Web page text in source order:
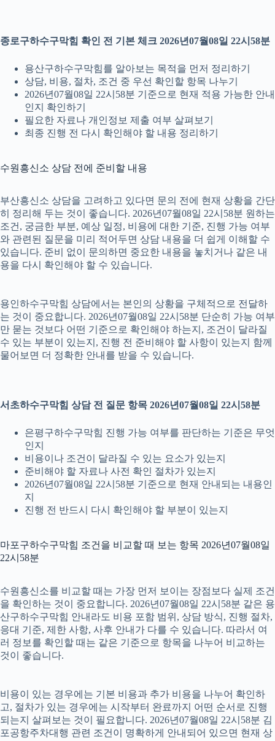
종로구하수구막힘 확인 전 기본 체크 2026년07월08일 22시58분
용산구하수구막힘를 알아보는 목적을 먼저 정리하기
상담, 비용, 절차, 조건 중 우선 확인할 항목 나누기
2026년07월08일 22시58분 기준으로 현재 적용 가능한 안내
인지 확인하기
필요한 자료나 개인정보 제출 여부 살펴보기
최종 진행 전 다시 확인해야 할 내용 정리하기
수원흥신소 상담 전에 준비할 내용
부산흥신소 상담을 고려하고 있다면 문의 전에 현재 상황을 간단
히 정리해 두는 것이 좋습니다. 2026년07월08일 22시58분 원하는
조건, 궁금한 부분, 예상 일정, 비용에 대한 기준, 진행 가능 여부
와 관련된 질문을 미리 적어두면 상담 내용을 더 쉽게 이해할 수
있습니다. 준비 없이 문의하면 중요한 내용을 놓치거나 같은 내
용을 다시 확인해야 할 수 있습니다.
용인하수구막힘 상담에서는 본인의 상황을 구체적으로 전달하
는 것이 중요합니다. 2026년07월08일 22시58분 단순히 가능 여부
만 묻는 것보다 어떤 기준으로 확인해야 하는지, 조건이 달라질
수 있는 부분이 있는지, 진행 전 준비해야 할 사항이 있는지 함께
물어보면 더 정확한 안내를 받을 수 있습니다.
서초하수구막힘 상담 전 질문 항목 2026년07월08일 22시58분
은평구하수구막힘 진행 가능 여부를 판단하는 기준은 무엇
인지
비용이나 조건이 달라질 수 있는 요소가 있는지
준비해야 할 자료나 사전 확인 절차가 있는지
2026년07월08일 22시58분 기준으로 현재 안내되는 내용인
지
진행 전 반드시 다시 확인해야 할 부분이 있는지
마포구하수구막힘 조건을 비교할 때 보는 항목 2026년07월08일
22시58분
수원흥신소를 비교할 때는 가장 먼저 보이는 장점보다 실제 조건
을 확인하는 것이 중요합니다. 2026년07월08일 22시58분 같은 용
산구하수구막힘 안내라도 비용 포함 범위, 상담 방식, 진행 절차,
응대 기준, 제한 사항, 사후 안내가 다를 수 있습니다. 따라서 여
러 정보를 확인할 때는 같은 기준으로 항목을 나누어 비교하는
것이 좋습니다.
비용이 있는 경우에는 기본 비용과 추가 비용을 나누어 확인하
고, 절차가 있는 경우에는 시작부터 완료까지 어떤 순서로 진행
되는지 살펴보는 것이 필요합니다. 2026년07월08일 22시58분 김
포공항주차대행 관련 조건이 명확하게 안내되어 있으면 현재 상